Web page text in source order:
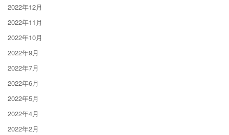
2022年12月
2022年11月
2022年10月
2022年9月
2022年7月
2022年6月
2022年5月
2022年4月
2022年2月